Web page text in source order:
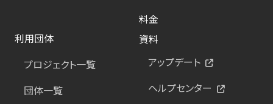
料金
利用団体
プロジェクト一覧
団体一覧
資料
アップデート
ヘルプセンター